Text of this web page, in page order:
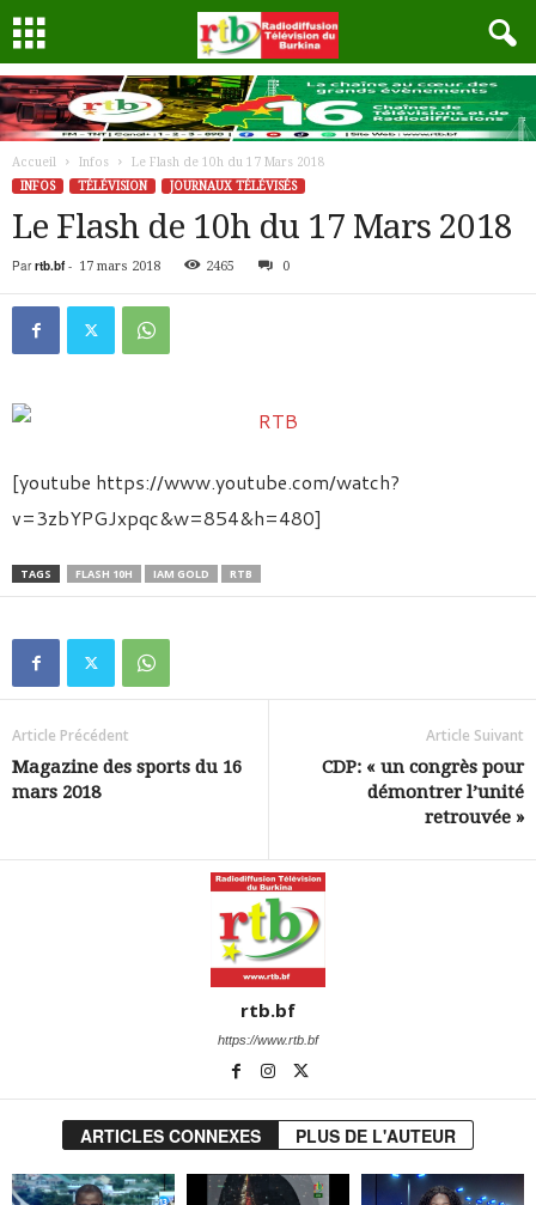
Accueil Infos
Le Flash de 10h du 17 Mars 2018
INFOS
TÉLÉVISION JOURNAUX TÉLÉVISÉS
Le Flash de 10h du 17 Mars 2018
Par rtb.bf- 17 mars 2018 2465 0
[youtube https://www.youtube.com/watch?
v=3zbYPGJxpqc&w=854&h=480]
TAGS FLASH 10H IAM GOLD RTB
Article Précédent
Magazine des sports du 16
mars 2018
Article Suivant
CDP: « un congrès pour
démontrer l’unité
retrouvée »
rtb.bf
https://www.rtb.bf
ARTICLES CONNEXES PLUS DE L'AUTEUR